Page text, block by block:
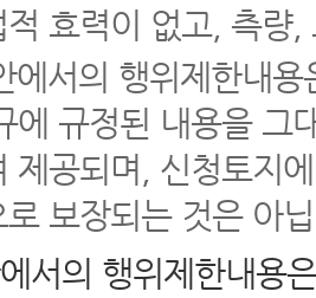
효력이 없고, 측량
에서의 행위제한내
에 규정된 내용을 그
제공되며, 신청토지
보장되는 것은 아
서의 행위제한내용